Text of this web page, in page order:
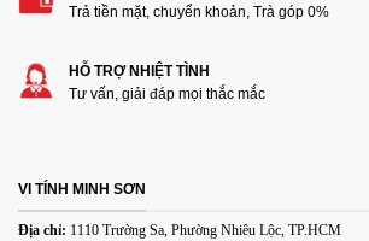
Các định dạng ảnh được chấp nhận: jpg,png.
Email*
Trả tiền mặt, chuyển khoản, Trà góp 0%
HỖ TRỢ NHIỆT TÌNH
Tư vấn, giải đáp mọi thắc mắc
VI TÍNH MINH SƠN
Địa chỉ: 1110 Trường Sa, Phường Nhiêu Lộc, TP.HCM